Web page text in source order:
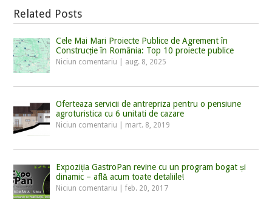
Related Posts
Cele Mai Mari Proiecte Publice de Agrement în
Construcție în România: Top 10 proiecte publice
Niciun comentariu aug. 8, 2025
Oferteaza servicii de antrepriza pentru o pensiune
agroturistica cu 6 unitati de cazare
Niciun comentariu mart. 8, 2019
Expoziția GastroPan revine cu un program bogat și
dinamic – află acum toate detaliile!
Niciun comentariu |feb. 20, 2017